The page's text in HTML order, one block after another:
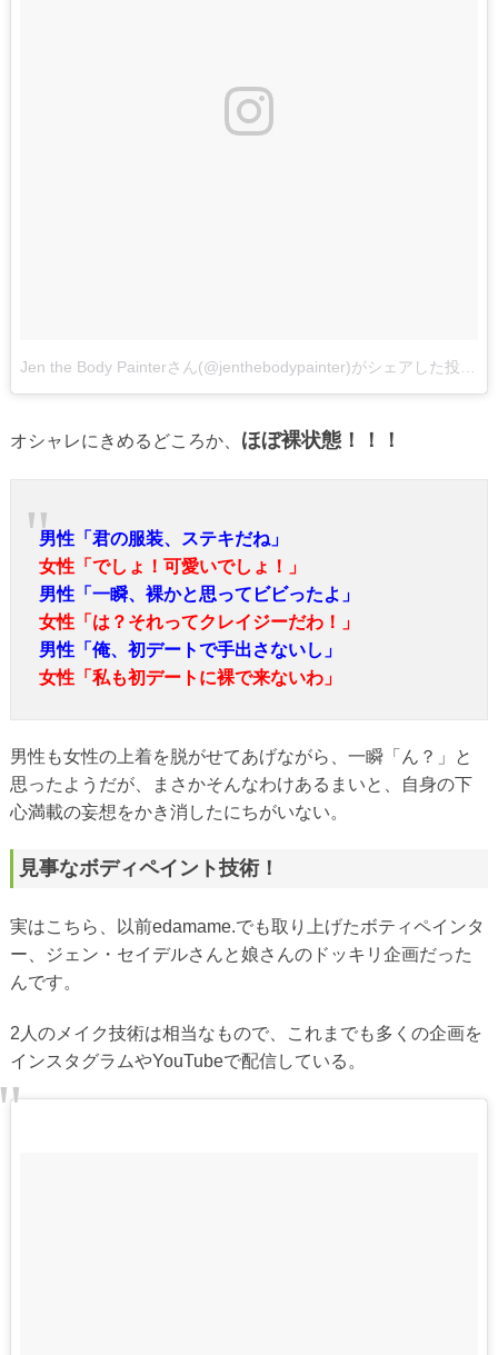
オシャレにきめるどころか、 ほぼ裸状態！！！
男性「君の服装、ステキだね」
女性「でしょ！可愛いでしょ！」
男性「一瞬、裸かと思ってビビったよ」
女性「は？それってクレイジーだわ！」
男性「俺、初デートで手出さないし」
女性「私も初デートに裸で来ないわ」
男性も女性の上着を脱がせてあげながら、一瞬「ん？」と
思ったようだが、まさかそんなわけあるまいと、自身の下
心満載の妄想をかき消したにちがいない。
見事なボディペイント技術！
実はこちら、以前edamame.でも取り上げたボティペインタ
ー、ジェン・セイデルさんと娘さんのドッキリ企画だった
んです。
2人のメイク技術は相当なもので、これまでも多くの企画を
インスタグラムやYouTubeで配信している。